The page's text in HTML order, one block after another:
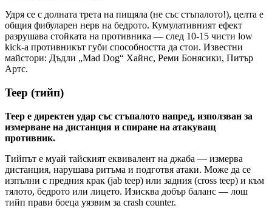
Удря се с долната трета на пищяла (не със стъпалото!), целта е
общия фибуларен нерв на бедрото. Кумулативният ефект
разрушава стойката на противника — след 10-15 чисти low
kick-а противникът губи способността да стои. Известни
майстори: Дъдли „Mad Dog“ Хайнс, Реми Бонясики, Питър
Артс.
Teep (тийп)
Teep е директен удар със стъпалото напред, използван за
измерване на дистанция и спиране на атакуващ
противник.
Тийпът е муай тайският еквивалент на джаба — измерва
дистанция, нарушава ритъма и подготвя атаки. Може да се
изпълни с предния крак (jab teep) или задния (cross teep) и към
тялото, бедрото или лицето. Изисква добър баланс — лош
тийп прави боеца уязвим за crash counter.